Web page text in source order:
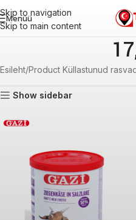
Skip to navigation
Skip to main content
Menüü
Esileht Product Küllastunud
Show sidebar